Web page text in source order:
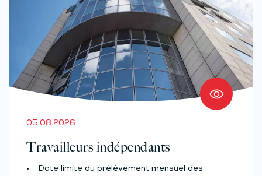
05.08.2026
Travailleurs indépendants
• Date limite du prélèvement mensuel des